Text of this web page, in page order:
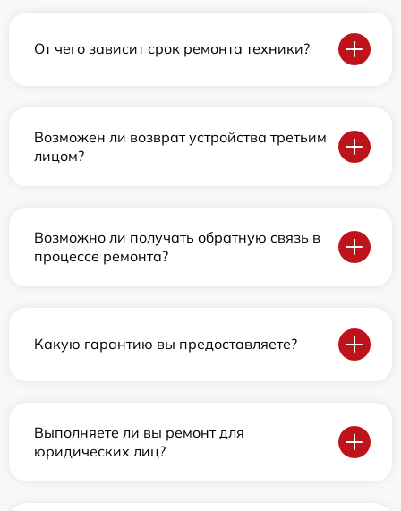
От чего зависит срок ремонта техники?
Возможен ли возврат устройства третьим
лицом?
Возможно ли получать обратную связь в
процессе ремонта?
Какую гарантию вы предоставляете?
Выполняете ли вы ремонт для
юридических лиц?